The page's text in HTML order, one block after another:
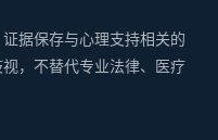
据保存与心理支持相关的
，不替代专业法律、医疗